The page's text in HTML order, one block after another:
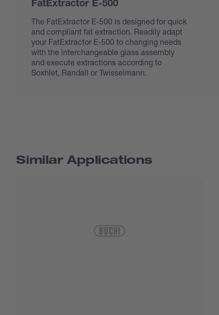
FatExtractor E-500
The FatExtractor E-500 is designed for quick
and compliant fat extraction. Readily adapt
your FatExtractor E-500 to changing needs
with the interchangeable glass assembly
and execute extractions according to
Soxhlet, Randall or Twisselmann.
Similar Applications